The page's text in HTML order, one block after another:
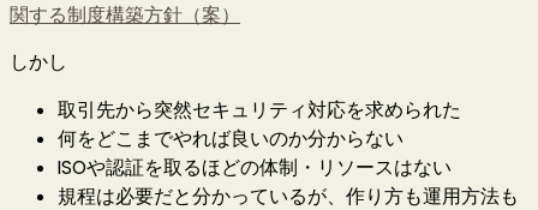
関する制度構築方針（案）
しかし
取引先から突然セキュリティ対応を求められた
何をどこまでやれば良いのか分からない
ISOや認証を取るほどの体制・リソースはない
規程は必要だと分かっているが、作り方も運用方法も